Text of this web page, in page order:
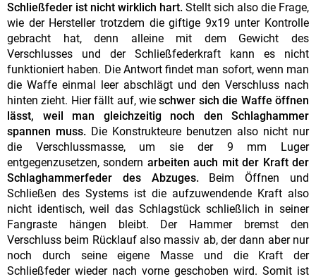
Schließfeder ist nicht wirklich hart. Stellt sich also die Frage,
wie der Hersteller trotzdem die giftige 9x19 unter Kontrolle
gebracht hat, denn alleine mit dem Gewicht des
Verschlusses und der Schließfederkraft kann es nicht
funktioniert haben. Die Antwort findet man sofort, wenn man
die Waffe einmal leer abschlägt und den Verschluss nach
hinten zieht. Hier fällt auf, wieschwer sich die Waffe öffnen
lässt, weil man gleichzeitig noch den Schlaghammer
spannen muss. Die Konstrukteure benutzen also nicht nur
die Verschlussmasse, um sie der 9 mm Luger
entgegenzusetzen, sondern arbeiten auch mit der Kraft der
Schlaghammerfeder des Abzuges.Beim Öffnen und
Schließen des Systems ist die aufzuwendende Kraft also
nicht identisch, weil das Schlagstück schließlich in seiner
Fangraste hängen bleibt. Der Hammer bremst den
Verschluss beim Rücklauf also massiv ab, der dann aber nur
noch durch seine eigene Masse und die Kraft der
Schließfeder wieder nach vorne geschoben wird. Somit ist